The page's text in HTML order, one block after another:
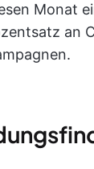
Monat
an